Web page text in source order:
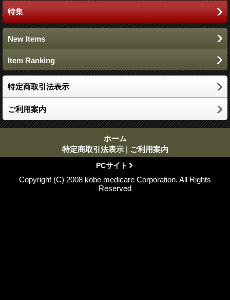
特集
New Items
Item Ranking
特定商取引法表示
ご利用案内
ホーム
特定商取引法表示 | ご利用案内
PCサイト
Copyright (C) 2008 kobe medicare Corporation. All Rights
Reserved